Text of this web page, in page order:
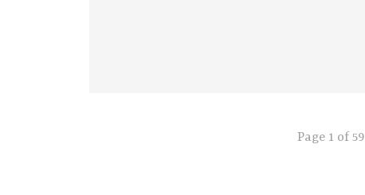
Page 1 of 59